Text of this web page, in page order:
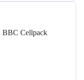
BBC Cellpack